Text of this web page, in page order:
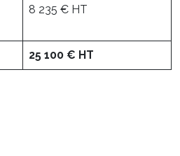
8 235 € HT
25 100 € HT